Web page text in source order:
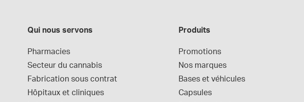
Qui nous servons
Pharmacies
Secteur du cannabis
Fabrication sous contrat
Hôpitaux et cliniques
Produits
Promotions
Nos marques
Bases et véhicules
Capsules